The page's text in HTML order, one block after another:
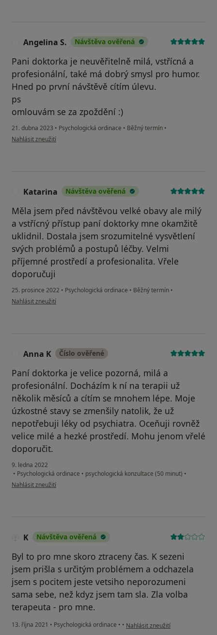
Angelina S. Návštěva ověřená
Pani doktorka je neuvěřitelně milá, vstřícná a
profesionální, také má dobrý smysl pro humor.
Hned po první návštěvě cítím úlevu.
ps
omlouvám se za zpoždění :)
21. dubna 2023 • Psychologická ordinace • Běžný termín •
podle názoru uživatele Angelina S.
Nahlásit zneužití
Katarina Návštěva ověřená
Měla jsem před návštěvou velké obavy ale milý
a vstřícný přístup paní doktorky mne okamžitě
uklidnil. Dostala jsem srozumitelné vysvětlení
svých problémů a postupů léčby. Velmi
příjemné prostředí a profesionalita. Vřele
doporučuji
25. prosince 2022 • Psychologická ordinace • Běžný termín •
podle názoru uživatele Katarina
Nahlásit zneužití
Anna K Číslo ověřené
Paní doktorka je velice pozorná, milá a
profesionální. Docházím k ní na terapii už
několik měsíců a cítím se mnohem lépe. Moje
úzkostné stavy se zmenšily natolik, že už
nepotřebuji léky od psychiatra. Oceňuji rovněž
velice milé a hezké prostředí. Mohu jenom vřelé
doporučit.
9. ledna 2022
• Psychologická ordinace • psychologická konzultace (50 minut) •
podle názoru uživatele Anna K
Nahlásit zneužití
K Návštěva ověřená
Byl to pro mne skoro ztraceny čas. K sezeni
jsem prišla s určitým problémem a odchazela
jsem s pocitem jeste vetsiho neporozumeni
sama sebe, než kdyz jsem tam sla. Zla volba
terapeuta - pro mne.
13. října 2021 • Psychologická ordinace • • podle názoru uživatele K
Nahlásit zneužití